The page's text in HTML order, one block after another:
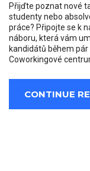
Přijďte poznat nové
studenty nebo
práce? Připojte se k
náboru, která vám
kandidátů během pár
Coworkingové
CONTINUE